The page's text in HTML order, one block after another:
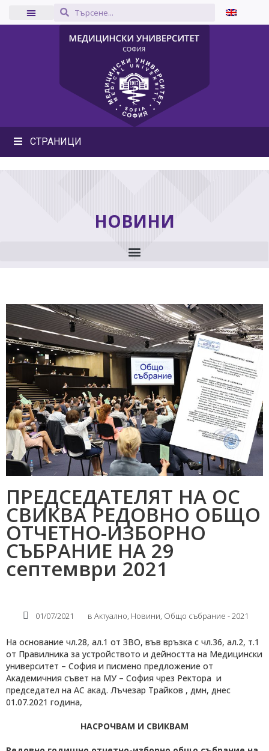
СТРАНИЦИ
НОВИНИ
ПРЕДСЕДАТЕЛЯТ НА ОС
СВИКВА РЕДОВНО ОБЩО
ОТЧЕТНО-ИЗБОРНО
СЪБРАНИЕ НА 29
септември 2021
01/07/2021 в Актуално, Новини, Общо събрание - 2021
На основание чл.28, ал.1 от ЗВО, във връзка с чл.36, ал.2, т.1
от Правилника за устройството и дейността на Медицински
университет – София и писмено предложение от
Академичния съвет на МУ – София чрез Ректора и
председател на АС акад. Лъчезар Трайков , дмн, днес
01.07.2021 година,
НАСРОЧВАМ И СВИКВАМ